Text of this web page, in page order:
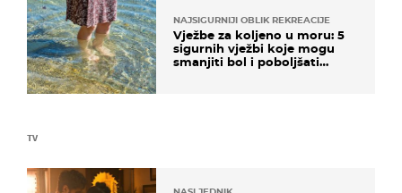
TV
NAJSIGURNIJI OBLIK REKREACIJE
Vježbe za koljeno u moru: 5
sigurnih vježbi koje mogu
smanjiti bol i poboljšati